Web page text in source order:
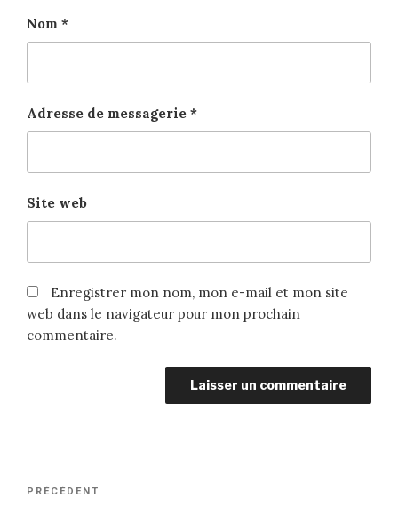
Nom *
Adresse de messagerie *
Site web
Enregistrer mon nom, mon e-mail et mon site
web dans le navigateur pour mon prochain
commentaire.
Navigation
Article
PRÉCÉDENT